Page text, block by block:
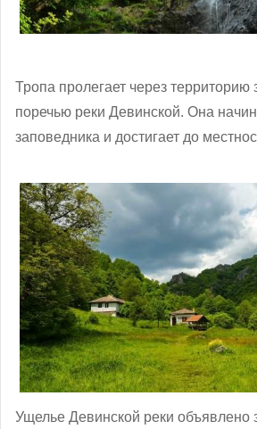
Тропа пролегает через территорию
поречью реки Девинской. Она
заповедника и достигает до
Ущелье Девинской реки